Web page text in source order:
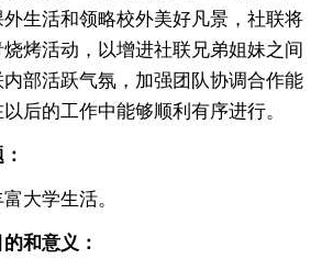
生活和领略校外美好凡景，社联将
烤活动，以增进社联兄弟姐妹之间
部活跃气氛，加强团队协调合作能
后的工作中能够顺利有序进行。
大学生活。
和意义：